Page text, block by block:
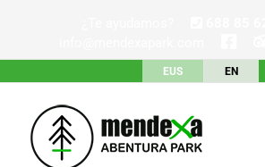
EUS EN